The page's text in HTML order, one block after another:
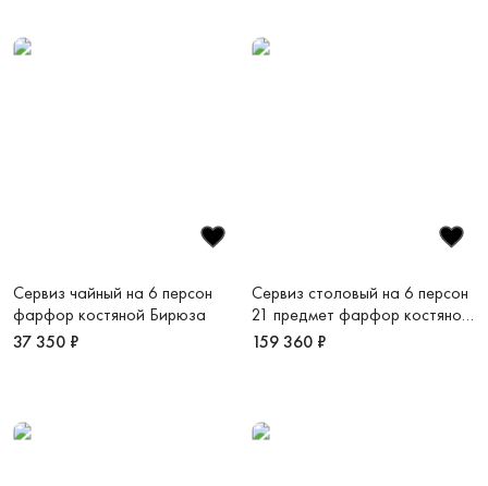
Сервиз чайный на 6 персон
фарфор костяной Бирюза
37 350 ₽
Сервиз столовый на 6 персон
21 предмет фарфор костяной
Рошель
159 360 ₽